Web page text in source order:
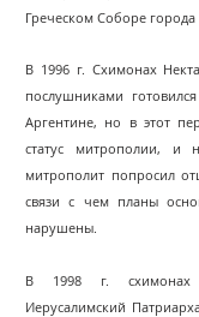
Греческом Соборе
В 1996 г. Схимонах
послушниками
Аргентине, но в этот
статус митрополии, и
митрополит попросил
связи с чем планы
нарушены.
В 1998 г.
Иерусалимский